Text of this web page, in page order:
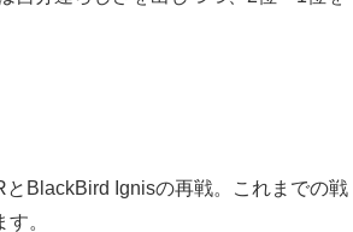
と BlackBird Ignisの再戦。これまでの戦
。